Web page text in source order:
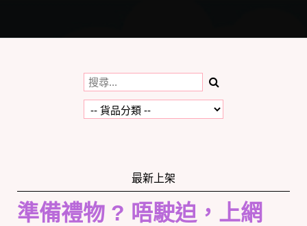
最新上架
準備禮物 ? 唔駛迫，上網